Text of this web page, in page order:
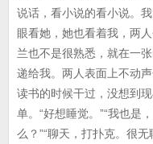
说话，看小说的看小说。
眼看她，她也看着我，两
兰也不是很熟悉，就在一
递给我。两人表面上不动
读书的时候干过，没想到
单。“好想睡觉。”“我也是
么？”“聊天，打扑克。很